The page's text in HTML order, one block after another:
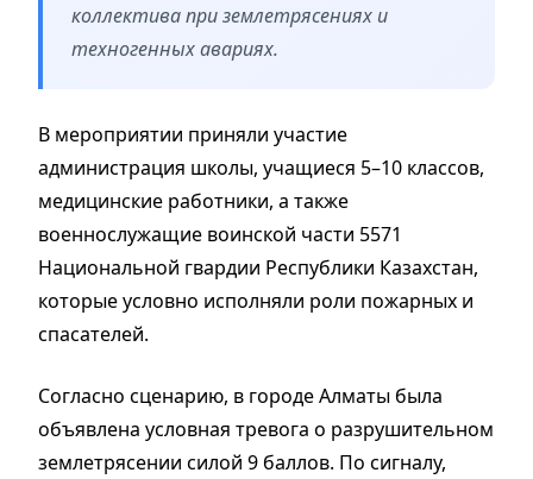
коллектива при землетрясениях и
техногенных авариях.
В мероприятии приняли участие
администрация школы, учащиеся 5–10 классов,
медицинские работники, а также
военнослужащие воинской части 5571
Национальной гвардии Республики Казахстан,
которые условно исполняли роли пожарных и
спасателей.
Согласно сценарию, в городе Алматы была
объявлена условная тревога о разрушительном
землетрясении силой 9 баллов. По сигналу,